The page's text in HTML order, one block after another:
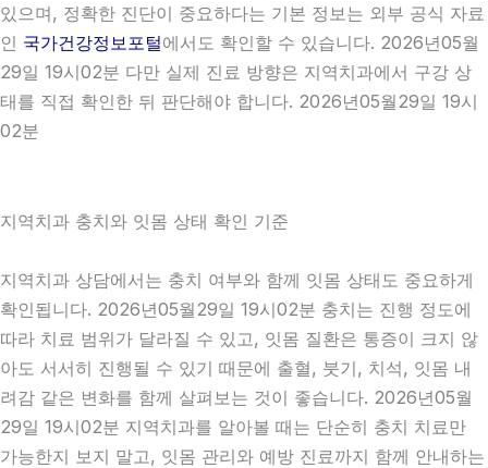
있으며, 정확한 진단이 중요하다는 기본 정보는 외부 공식 자료
인 국가건강정보포털에서도 확인할 수 있습니다. 2026년05월
29일 19시02분 다만 실제 진료 방향은 지역치과에서 구강 상
태를 직접 확인한 뒤 판단해야 합니다. 2026년05월29일 19시
02분
지역치과 충치와 잇몸 상태 확인 기준
지역치과 상담에서는 충치 여부와 함께 잇몸 상태도 중요하게
확인됩니다. 2026년05월29일 19시02분 충치는 진행 정도에
따라 치료 범위가 달라질 수 있고, 잇몸 질환은 통증이 크지 않
아도 서서히 진행될 수 있기 때문에 출혈, 붓기, 치석, 잇몸 내
려감 같은 변화를 함께 살펴보는 것이 좋습니다. 2026년05월
29일 19시02분 지역치과를 알아볼 때는 단순히 충치 치료만
가능한지 보지 말고, 잇몸 관리와 예방 진료까지 함께 안내하는